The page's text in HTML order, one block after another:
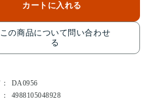
カートに入れる
この商品について問い合わせ
る
DA0956
4988105048928